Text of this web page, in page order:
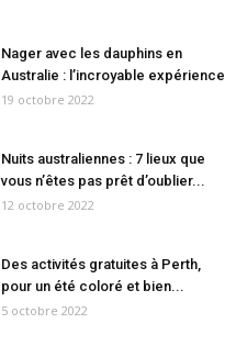
Nager avec les dauphins en
Australie : l’incroyable expérience
19 octobre 2022
Nuits australiennes : 7 lieux que
vous n’êtes pas prêt d’oublier...
12 octobre 2022
Des activités gratuites à Perth,
pour un été coloré et bien...
5 octobre 2022